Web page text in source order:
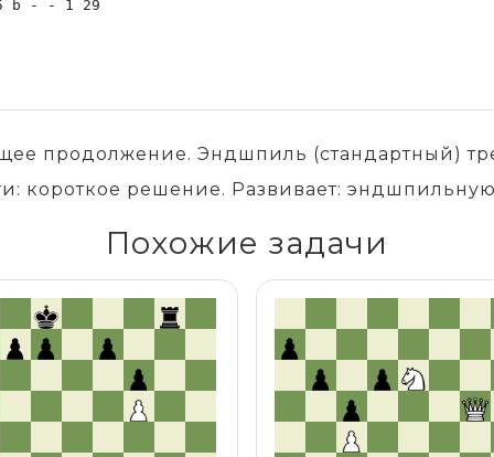
продолжение. Эндшпиль (стандартный)
короткое решение. Развивает:
Похожие задачи